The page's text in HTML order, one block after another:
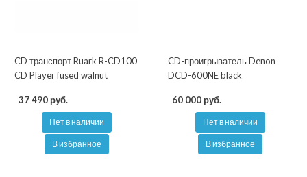
CD транспорт Ruark R-CD100
CD Player fused walnut
37 490 руб.
Нет в наличии
В избранное
CD-проигрыватель Denon
DCD-600NE black
60 000 руб.
Нет в наличии
В избранное